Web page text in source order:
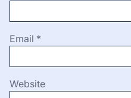
Email *
Website